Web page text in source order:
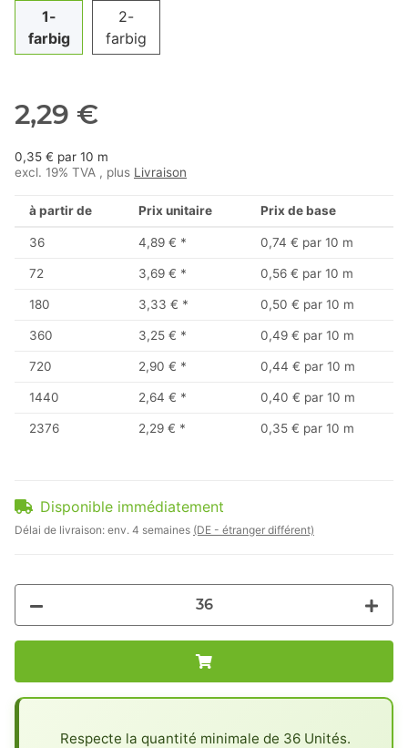
1-
farbig
2-
farbig
2,29 €
0,35 € par 10 m
excl. 19% TVA , plus Livraison
à partir de Prix unitaire Prix de base
36 4,89 € * 0,74 € par 10 m
72 3,69 € * 0,56 € par 10 m
180 3,33 € * 0,50 € par 10 m
360 3,25 € * 0,49 € par 10 m
720 2,90 € * 0,44 € par 10 m
1440 2,64 € * 0,40 € par 10 m
2376 2,29 € * 0,35 € par 10 m
Disponible immédiatement
Délai de livraison: env. 4 semaines (DE - étranger différent)
Respecte la quantité minimale de 36 Unités.